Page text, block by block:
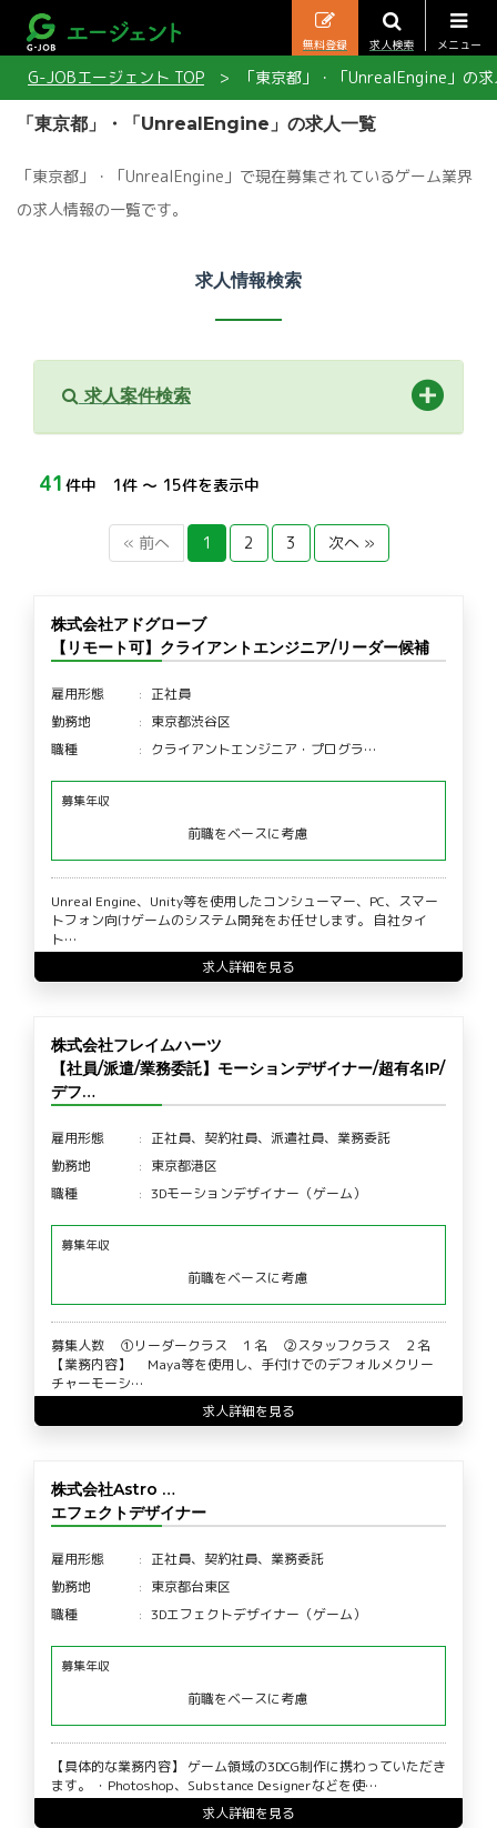
メニュー
求人検索
無料登録
G-JOBエージェント TOP 「東京都」・「UnrealEngine」の
「東京都」・「UnrealEngine」の求人一覧
「東京都」・「UnrealEngine」で現在募集されているゲーム業界
の求人情報の一覧です。
求人情報検索
求人案件検索
41 件中 1件 〜 15件を表示中
« 前へ 1 2 3 次へ »
株式会社アドグローブ
【リモート可】クライアントエンジニア/リーダー候補
雇用形態
正社員
勤務地
東京都渋谷区
職種
クライアントエンジニア・プログラ…
募集年収
前職をベースに考慮
Unreal Engine、Unity等を使用したコンシューマー、PC、スマー
トフォン向けゲームのシステム開発をお任せします。 自社タイ
ト…
求人詳細を見る
株式会社フレイムハーツ
【社員/派遣/業務委託】モーションデザイナー/超有名IP/
デフ…
雇用形態
正社員、契約社員、派遣社員、業務委託
勤務地
東京都港区
職種
3Dモーションデザイナー（ゲーム）
募集年収
前職をベースに考慮
募集人数 ①リーダークラス １名 ②スタッフクラス ２名
【業務内容】 Maya等を使用し、手付けでのデフォルメクリー
チャーモーシ…
求人詳細を見る
株式会社Astro …
エフェクトデザイナー
雇用形態
正社員、契約社員、業務委託
勤務地
東京都台東区
職種
3Dエフェクトデザイナー（ゲーム）
募集年収
前職をベースに考慮
【具体的な業務内容】 ゲーム領域の3DCG制作に携わっていただき
ます。 ・Photoshop、Substance Designerなどを使…
求人詳細を見る